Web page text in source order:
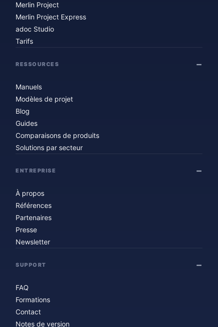
Merlin Project
Merlin Project Express
adoc Studio
Tarifs
RESSOURCES
Manuels
Modèles de projet
Blog
Guides
Comparaisons de produits
Solutions par secteur
ENTREPRISE
À propos
Références
Partenaires
Presse
Newsletter
SUPPORT
FAQ
Formations
Contact
Notes de version